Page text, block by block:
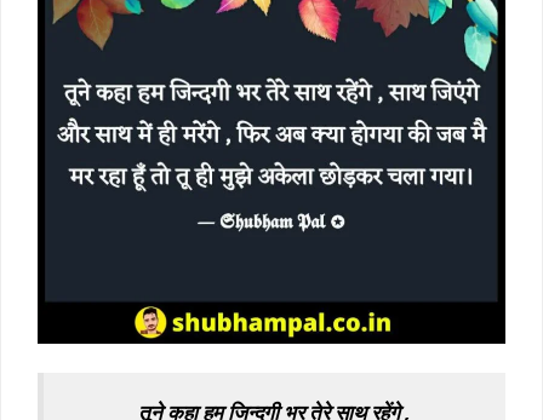
तूने कहा हम जिन्दगी भर तेरे साथ रहेंगे ,